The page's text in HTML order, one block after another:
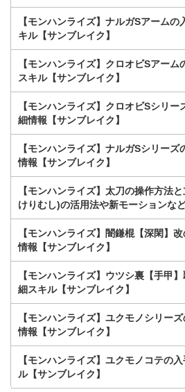
【モンハンライズ】ナルガSアームの
キル【サンブレイク】
【モンハンライズ】クロオビSアーム
スキル【サンブレイク】
【モンハンライズ】クロオビSシリー
細情報【サンブレイク】
【モンハンライズ】ナルガSシリーズ
情報【サンブレイク】
【モンハンライズ】太刀の操作方法
けりむし)の活用法や新モーションな
【モンハンライズ】闇鎌棍【深閑】
情報【サンブレイク】
【モンハンライズ】ウツシ裏【手甲
細スキル【サンブレイク】
【モンハンライズ】ユクモノシリー
情報【サンブレイク】
【モンハンライズ】ユクモノコテの
ル【サンブレイク】